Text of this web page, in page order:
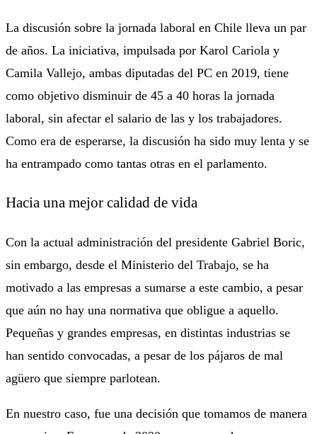
La discusión sobre la jornada laboral en Chile lleva un par
de años. La iniciativa, impulsada por Karol Cariola y
Camila Vallejo, ambas diputadas del PC en 2019, tiene
como objetivo disminuir de 45 a 40 horas la jornada
laboral, sin afectar el salario de las y los trabajadores.
Como era de esperarse, la discusión ha sido muy lenta y se
ha entrampado como tantas otras en el parlamento.
Hacia una mejor calidad de vida
Con la actual administración del presidente Gabriel Boric,
sin embargo, desde el Ministerio del Trabajo, se ha
motivado a las empresas a sumarse a este cambio, a pesar
que aún no hay una normativa que obligue a aquello.
Pequeñas y grandes empresas, en distintas industrias se
han sentido convocadas, a pesar de los pájaros de mal
agüero que siempre parlotean.
En nuestro caso, fue una decisión que tomamos de manera